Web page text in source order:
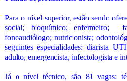
Para o nível superior, estão sendo
social; bioquímico; enfermeiro;
fonoaudiólogo; nutricionista;
seguintes especialidades: diarista
adulto, emergencista, infectologista e
Já o nível técnico, são 81 vagas: